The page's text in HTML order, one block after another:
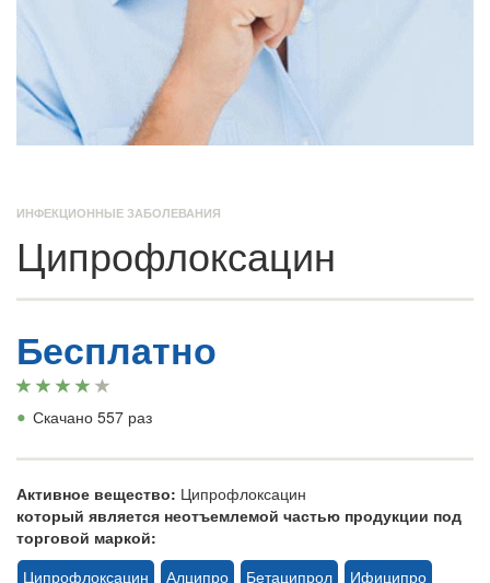
ИНФЕКЦИОННЫЕ ЗАБОЛЕВАНИЯ
Ципрофлоксацин
Бесплатно
• Скачано 557 раз
Активное вещество: Ципрофлоксацин
который является неотъемлемой частью продукции под
торговой маркой:
Ципрофлоксацин
Алципро Бетаципрол
Ифиципро